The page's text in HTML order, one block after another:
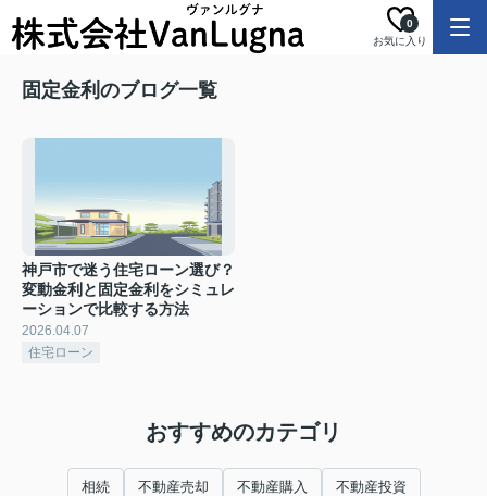
お気に入り
0
固定金利のブログ一覧
神戸市で迷う住宅ローン選び？
変動金利と固定金利をシミュレ
ーションで比較する方法
2026.04.07
住宅ローン
おすすめのカテゴリ
相続 不動産売却 不動産購入 不動産投資